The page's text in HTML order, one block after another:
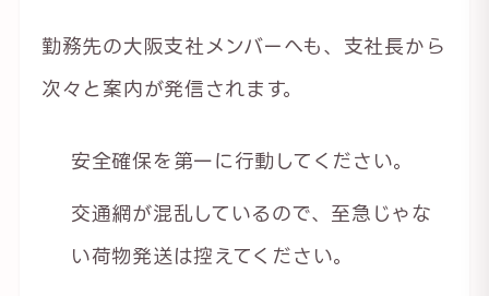
勤務先の大阪支社メンバーへも、支社長から
次々と案内が発信されます。
安全確保を第一に行動してください。
交通網が混乱しているので、至急じゃな
い荷物発送は控えてください。